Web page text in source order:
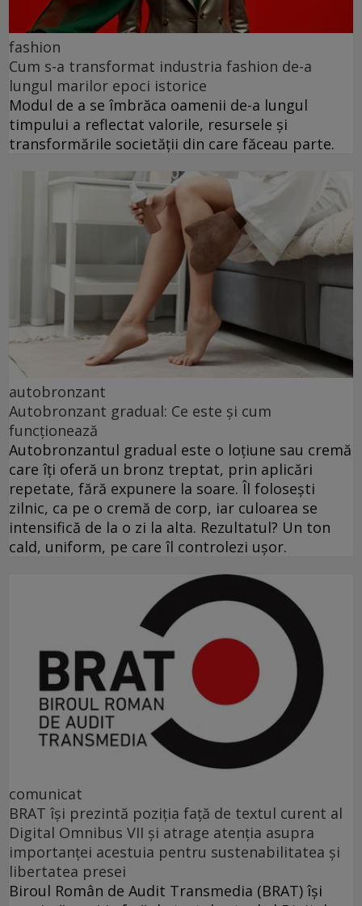
fashion
Cum s-a transformat industria fashion de-a
lungul marilor epoci istorice
Modul de a se îmbrăca oamenii de-a lungul
timpului a reflectat valorile, resursele și
transformările societății din care făceau parte.
autobronzant
Autobronzant gradual: Ce este și cum
funcționează
Autobronzantul gradual este o loțiune sau cremă
care îți oferă un bronz treptat, prin aplicări
repetate, fără expunere la soare. Îl folosești
zilnic, ca pe o cremă de corp, iar culoarea se
intensifică de la o zi la alta. Rezultatul? Un ton
cald, uniform, pe care îl controlezi ușor.
comunicat
BRAT își prezintă poziția față de textul curent al
Digital Omnibus VII și atrage atenția asupra
importanței acestuia pentru sustenabilitatea și
libertatea presei
Biroul Român de Audit Transmedia (BRAT) își